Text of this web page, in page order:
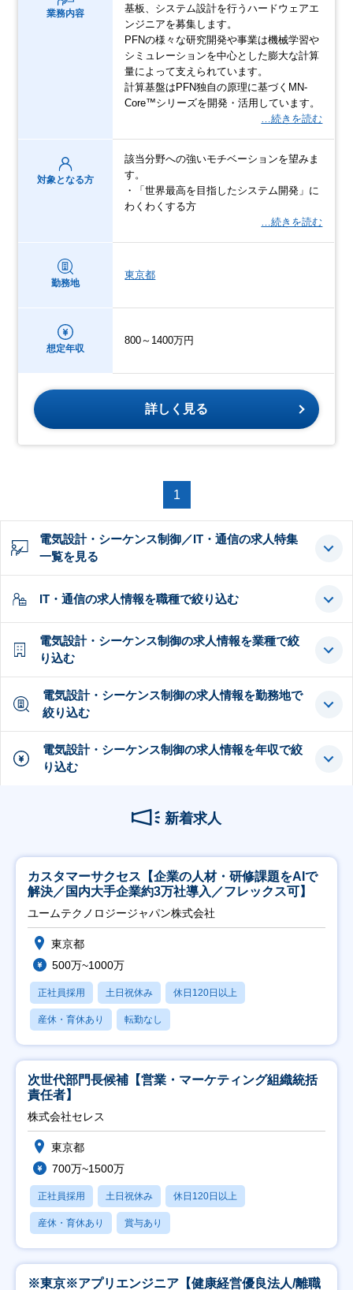
業務内容
基板、システム設計を行うハードウェアエ
ンジニアを募集します。
PFNの様々な研究開発や事業は機械学習や
シミュレーションを中心とした膨大な計算
量によって支えられています。
計算基盤はPFN独自の原理に基づくMN-
Core™シリーズを開発・活用しています。
…続きを読む
対象となる方
該当分野への強いモチベーションを望みま
す。
・「世界最高を目指したシステム開発」に
わくわくする方
…続きを読む
勤務地
東京都
想定年収
800～1400万円
詳しく見る
1
電気設計・シーケンス制御／IT・通信の求人特集
一覧を見る
IT・通信の求人情報を職種で絞り込む
電気設計・シーケンス制御の求人情報を業種で絞
り込む
電気設計・シーケンス制御の求人情報を勤務地で
絞り込む
電気設計・シーケンス制御の求人情報を年収で絞
り込む
新着求人
カスタマーサクセス【企業の人材・研修課題をAIで
解決／国内大手企業約3万社導入／フレックス可】
ユームテクノロジージャパン株式会社
東京都
500万~1000万
正社員採用 土日祝休み 休日120日以上
産休・育休あり 転勤なし
次世代部門長候補【営業・マーケティング組織統括
責任者】
株式会社セレス
東京都
700万~1500万
正社員採用 土日祝休み 休日120日以上
産休・育休あり 賞与あり
※東京※アプリエンジニア【健康経営優良法人/離職